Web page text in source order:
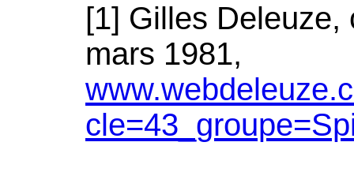
[1] Gilles Deleuze,
mars 1981,